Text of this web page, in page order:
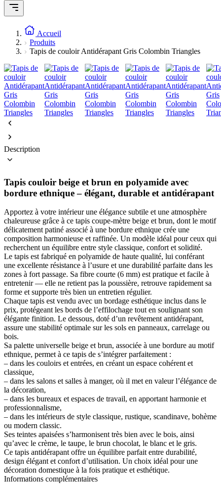
Accueil
Produits
Tapis de couloir Antidérapant Gris Colombin Triangles
Description
Tapis couloir beige et brun en polyamide avec
bordure ethnique – élégant, durable et antidérapant
Apportez à votre intérieur une élégance subtile et une atmosphère
chaleureuse grâce à ce tapis coupe-mètre beige et brun, dont le motif
délicatement patiné associé à une bordure ethnique crée une
composition harmonieuse et raffinée. Un modèle idéal pour ceux qui
recherchent un équilibre entre style classique, confort et solidité.
Le tapis est fabriqué en polyamide de haute qualité, lui conférant
une excellente résistance à l’usure et une durabilité parfaite dans les
zones à fort passage. Sa fibre courte (6 mm) est pratique et facile à
entretenir — elle ne retient pas la poussière, retrouve rapidement sa
forme et supporte très bien un entretien régulier.
Chaque tapis est vendu avec un bordage esthétique inclus dans le
prix, protégeant les bords de l’effilochage tout en soulignant son
élégante finition. Le dessous, doté d’un revêtement antidérapant,
assure une stabilité optimale sur les sols en panneaux, carrelage ou
bois.
Sa palette universelle beige et brun, associée à une bordure au motif
ethnique, permet à ce tapis de s’intégrer parfaitement :
– dans les couloirs et entrées, en créant un espace cohérent et
classique,
– dans les salons et salles à manger, où il met en valeur l’élégance de
la décoration,
– dans les bureaux et espaces de travail, en apportant harmonie et
professionnalisme,
– dans les intérieurs de style classique, rustique, scandinave, bohème
ou modern classic.
Ses teintes apaisées s’harmonisent très bien avec le bois, ainsi
qu’avec le crème, le taupe, le brun chocolat, le blanc et le gris.
Ce tapis antidérapant offre un équilibre parfait entre durabilité,
design élégant et confort d’utilisation. Un choix idéal pour une
décoration domestique à la fois pratique et esthétique.
Informations complémentaires